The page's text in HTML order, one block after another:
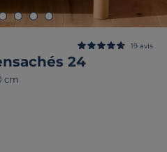
24
cm
19 avis